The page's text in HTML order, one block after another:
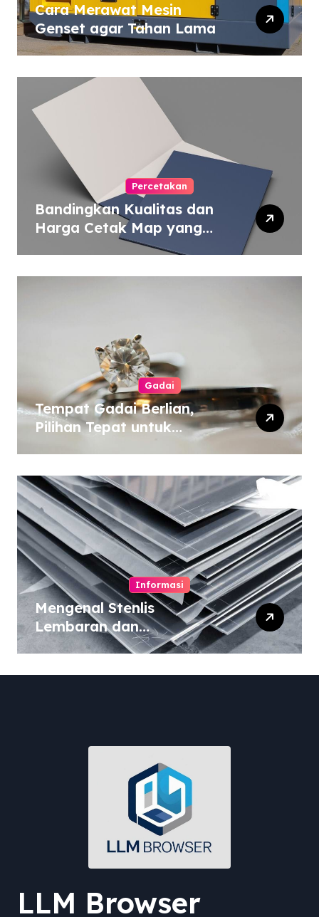
Cara Merawat Mesin
Genset agar Tahan Lama
Percetakan
Bandingkan Kualitas dan
Harga Cetak Map yang
Murah atau Mahal
Gadai
Tempat Gadai Berlian,
Pilihan Tepat untuk
Informasi
Mengenal Stenlis
Lembaran dan
Komposisinya
LLM Browser